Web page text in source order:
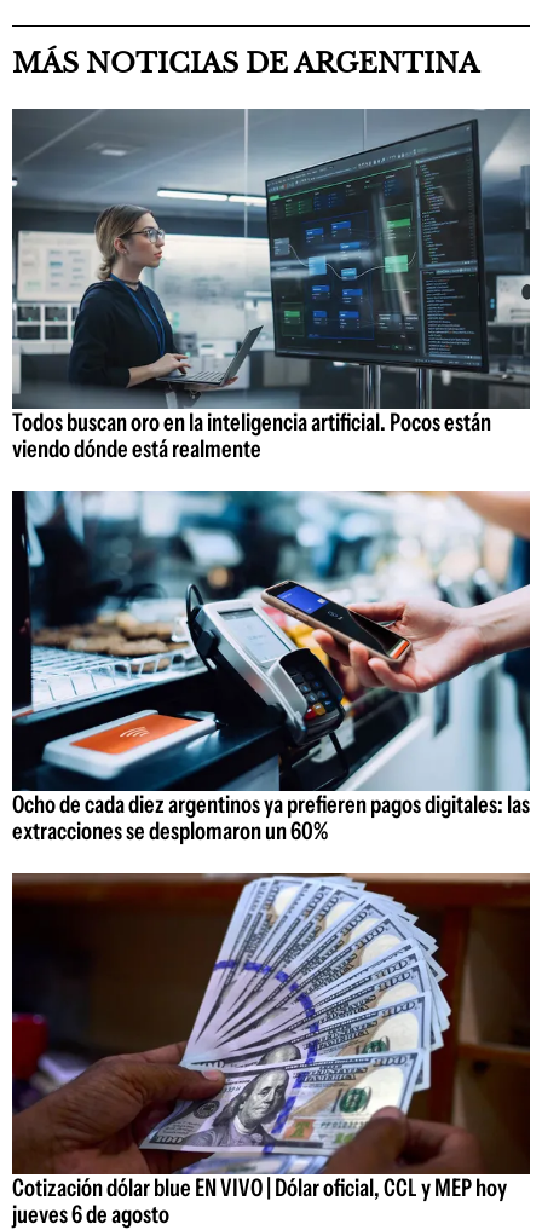
MÁS NOTICIAS DE ARGENTINA
Todos buscan oro en la inteligencia artificial. Pocos están
viendo dónde está realmente
Ocho de cada diez argentinos ya prefieren pagos digitales: las
extracciones se desplomaron un 60%
Cotización dólar blue EN VIVO | Dólar oficial, CCL y MEP hoy
jueves 6 de agosto